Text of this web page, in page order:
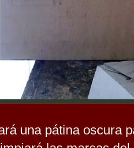
una pátina oscura